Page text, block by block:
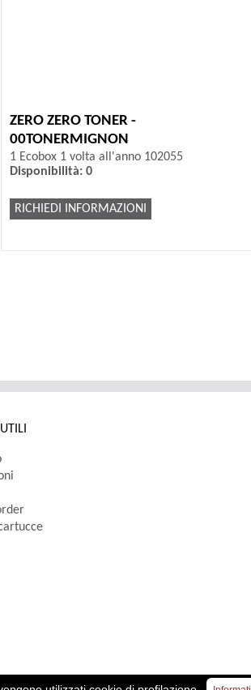
ZERO ZERO TONER -
00TONERMIGNON
1 Ecobox 1 volta all'anno 102055
Disponibilità: 0
RICHIEDI INFORMAZIONI